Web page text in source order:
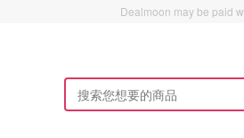
Dealmoon may be paid